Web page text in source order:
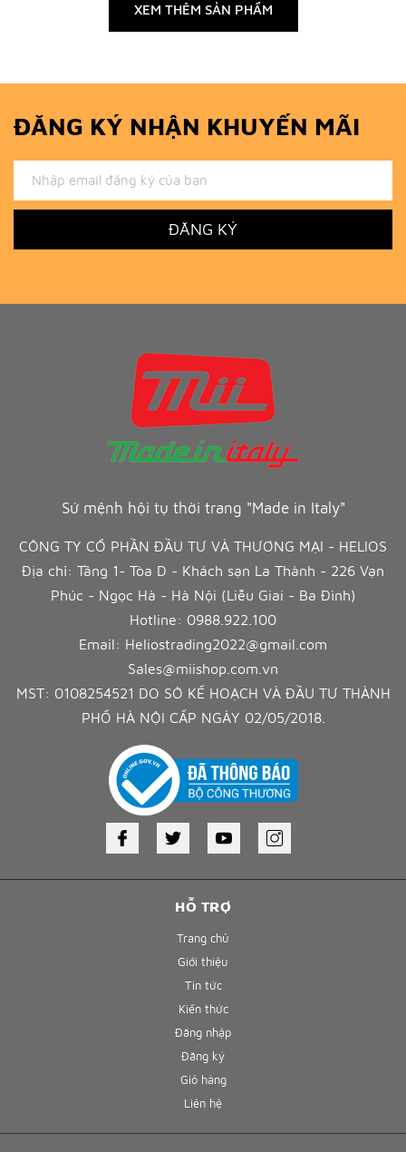
XEM THÊM SẢN PHẨM
ĐĂNG KÝ NHẬN KHUYẾN MÃI
ĐĂNG KÝ
HỖ TRỢ
Trang chủ
Giới thiệu
Tin tức
Kiến thức
Đăng nhập
Đăng ký
Giỏ hàng
Liên hệ
Sứ mệnh hội tụ thời trang "Made in Italy"
CÔNG TY CỔ PHẦN ĐẦU TƯ VÀ THƯƠNG MẠI - HELIOS
Địa chỉ: Tầng 1- Tòa D - Khách sạn La Thành - 226 Vạn
Phúc - Ngọc Hà - Hà Nội (Liễu Giai - Ba Đình)
Hotline: 0988.922.100
Email: Heliostrading2022@gmail.com
Sales@miishop.com.vn
MST: 0108254521 DO SỞ KẾ HOẠCH VÀ ĐẦU TƯ THÀNH
PHỐ HÀ NỘI CẤP NGÀY 02/05/2018.